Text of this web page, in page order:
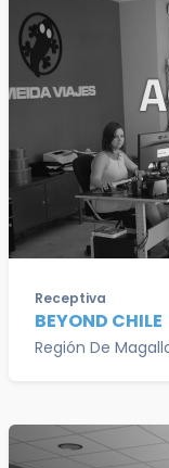
Receptiva
BEYOND CHILE
Región De